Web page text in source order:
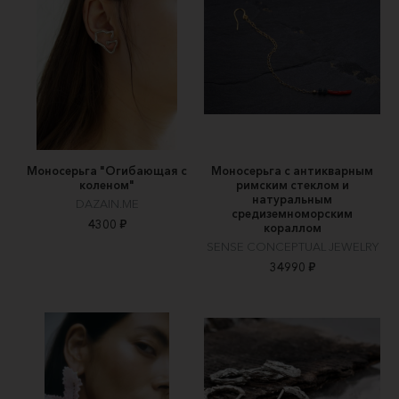
Моносерьга "Огибающая с
коленом"
DAZAIN.ME
4300 ₽
Моносерьга с антикварным
римским стеклом и
натуральным
средиземноморским
кораллом
SENSE CONCEPTUAL JEWELRY
34990 ₽